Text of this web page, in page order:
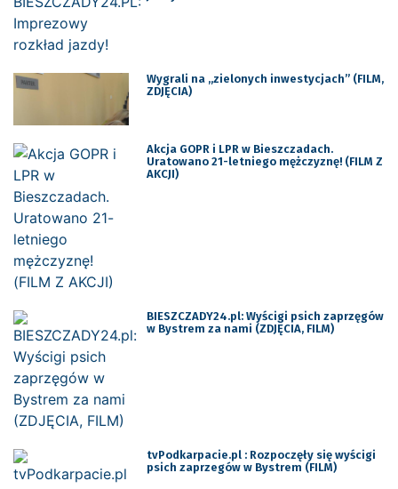
Wygrali na „zielonych inwestycjach” (FILM,
ZDJĘCIA)
Akcja GOPR i LPR w Bieszczadach.
Uratowano 21-letniego mężczyznę! (FILM Z
AKCJI)
BIESZCZADY24.pl: Wyścigi psich zaprzęgów
w Bystrem za nami (ZDJĘCIA, FILM)
tvPodkarpacie.pl : Rozpoczęły się wyścigi
psich zaprzegów w Bystrem (FILM)